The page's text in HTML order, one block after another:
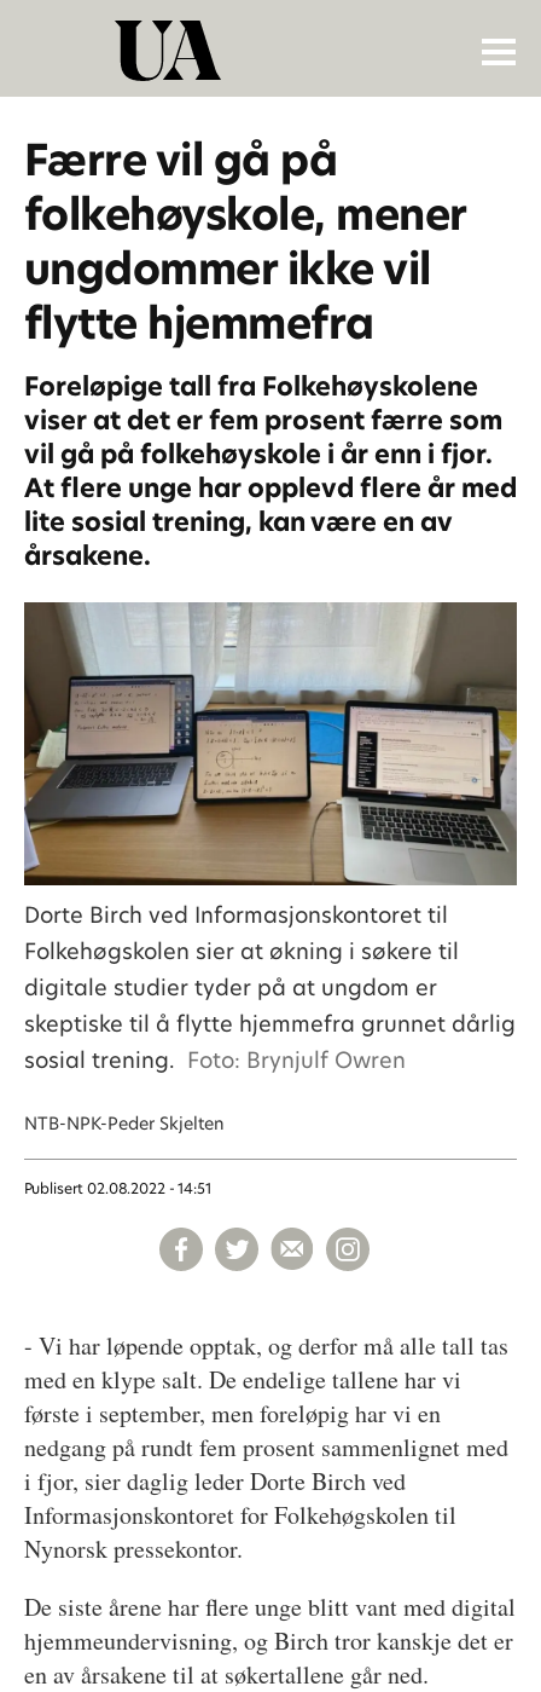
Færre vil gå på
folkehøyskole, mener
ungdommer ikke vil
flytte hjemmefra
Foreløpige tall fra Folkehøyskolene
viser at det er fem prosent færre som
vil gå på folkehøyskole i år enn i fjor.
At flere unge har opplevd flere år med
lite sosial trening, kan være en av
årsakene.
Dorte Birch ved Informasjonskontoret til
Folkehøgskolen sier at økning i søkere til
digitale studier tyder på at ungdom er
skeptiske til å flytte hjemmefra grunnet dårlig
sosial trening. Foto: Brynjulf Owren
NTB-NPK-Peder Skjelten
Publisert 02.08.2022 - 14:51
- Vi har løpende opptak, og derfor må alle tall tas
med en klype salt. De endelige tallene har vi
første i september, men foreløpig har vi en
nedgang på rundt fem prosent sammenlignet med
i fjor, sier daglig leder Dorte Birch ved
Informasjonskontoret for Folkehøgskolen til
Nynorsk pressekontor.
De siste årene har flere unge blitt vant med digital
hjemmeundervisning, og Birch tror kanskje det er
en av årsakene til at søkertallene går ned.